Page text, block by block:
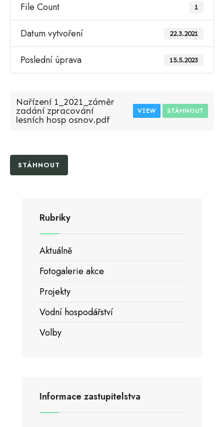
File Count 1
Datum vytvoření 22.3.2021
Poslední úprava 15.5.2023
Nařízení 1_2021_záměr
zadání zpracování
lesních hosp osnov.pdf
VIEW STÁHNOUT
STÁHNOUT
Rubriky
Aktuálně
Fotogalerie akce
Projekty
Vodní hospodářství
Volby
Informace zastupitelstva